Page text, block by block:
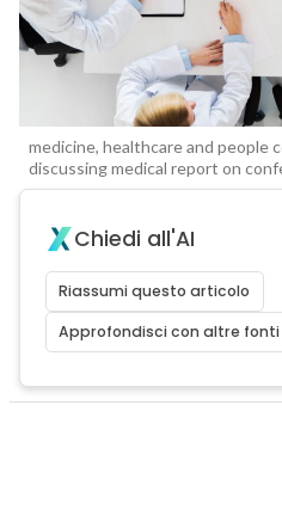
medicine, healthcare and people
discussing medical report on
Chiedi all'AI
Riassumi questo articolo
Approfondisci con altre fonti